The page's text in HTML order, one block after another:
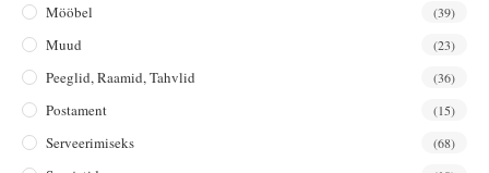
Mööbel (39)
Muud (23)
Peeglid, Raamid, Tahvlid (36)
Postament (15)
Serveerimiseks (68)